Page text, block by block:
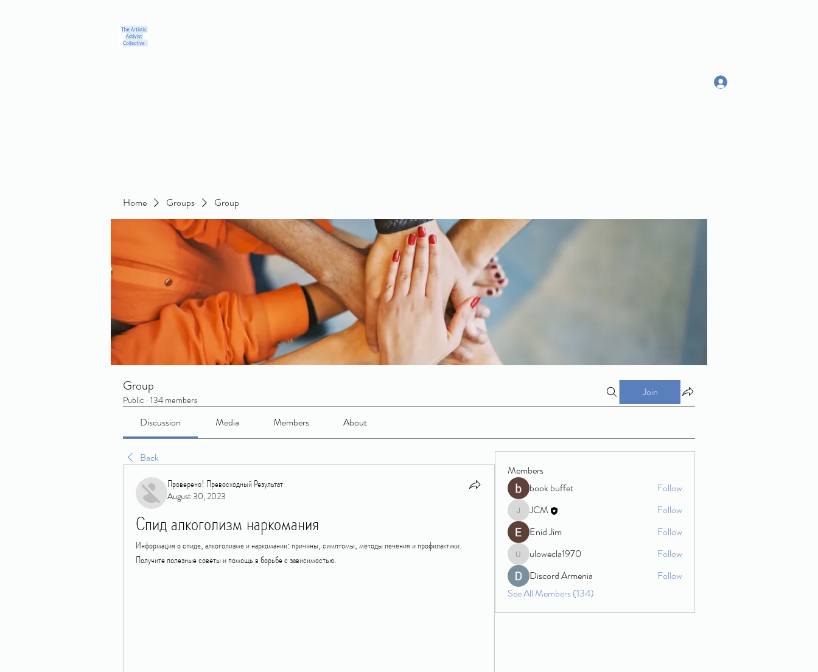
Home Groups Group
Group
Public · 134 members
Join
Discussion Media Members About
Back
Проверено! Превосходный Результат
August 30, 2023
Спид алкоголизм наркомания
Информация о спиде, алкоголизме и наркомании: причины, симптомы, методы лечения и профилактики.
Получите полезные советы и помощь в борьбе с зависимостью.
Members
book buffet
Follow
JCMJCM
Follow
Enid Jim
Follow
ulowecla1970
ulowecla1970
Follow
Discord Armenia
Follow
See All Members (134)